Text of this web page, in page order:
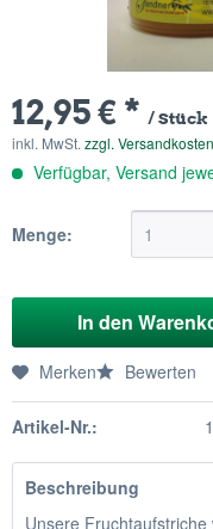
12,95 € * / Stück
inkl. MwSt. zzgl. Versandkosten
Verfügbar, Versand
Menge:
In den
Merken Bewerten
Artikel-Nr.:
Beschreibung
Unsere